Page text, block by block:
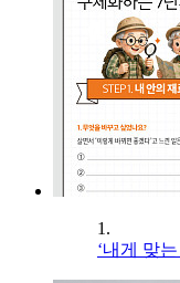
1.
‘내게 맞